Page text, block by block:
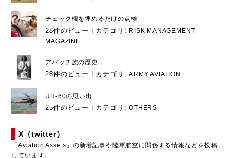
チェック欄を埋めるだけの点検
28件のビュー カテゴリ: RISK MANAGEMENT
MAGAZINE
アパッチ族の歴史
28件のビュー カテゴリ:ARMY AVIATION
UH-60の思い出
25件のビュー カテゴリ:OTHERS
X（twitter）
「Aviation Assets」の新着記事や陸軍航空に関係する情報などを投稿
しています。